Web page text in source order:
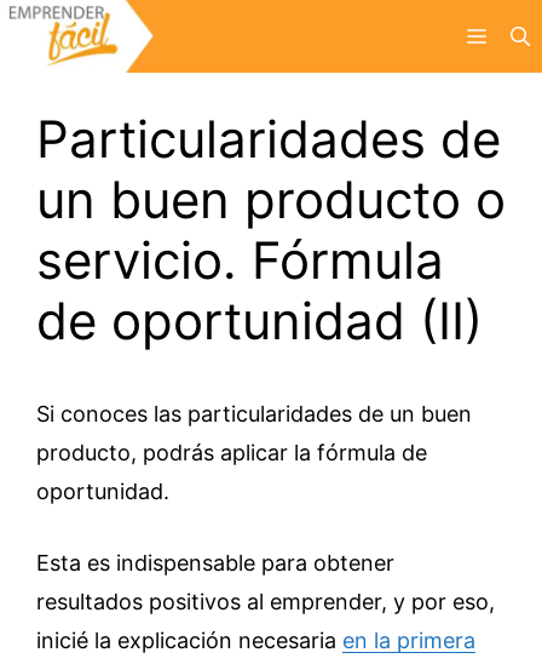
Saltar
Menú
Particularidades de
un buen producto o
servicio. Fórmula
de oportunidad (II)
Si conoces las particularidades de un buen
producto, podrás aplicar la fórmula de
oportunidad.
Esta es indispensable para obtener
resultados positivos al emprender, y por eso,
inicié la explicación necesaria en la primera